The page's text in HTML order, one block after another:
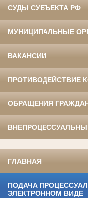
СУДЫ СУБЪЕКТА РФ
МУНИЦИПАЛЬНЫЕ
ВАКАНСИИ
ПРОТИВОДЕЙСТВИЕ
ОБРАЩЕНИЯ
ГЛАВНАЯ
ПОДАЧА
ЭЛЕКТРОННОМ ВИДЕ